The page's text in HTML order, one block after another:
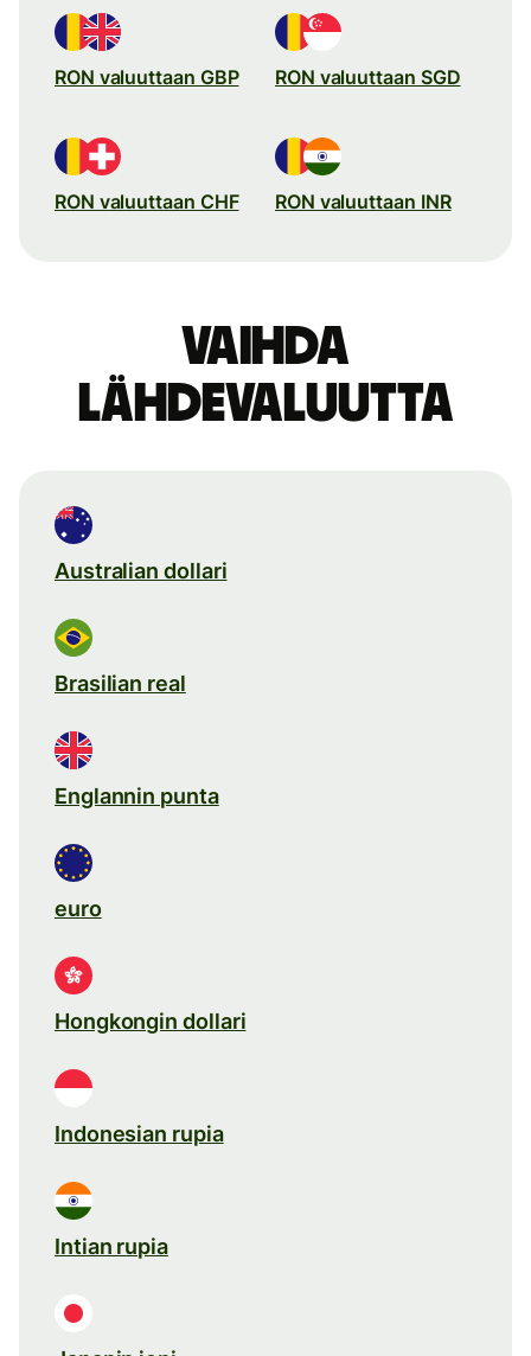
RON valuuttaan GBP RON valuuttaan SGD
RON valuuttaan CHF RON valuuttaan INR
Vaihda
lähdevaluutta
Australian dollari
Brasilian real
Englannin punta
euro
Hongkongin dollari
Indonesian rupia
Intian rupia